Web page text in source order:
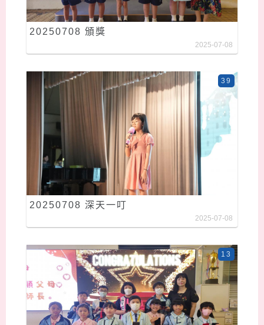
20250708 頒獎
2025-07-08
20250708 深天一叮
39
2025-07-08
13